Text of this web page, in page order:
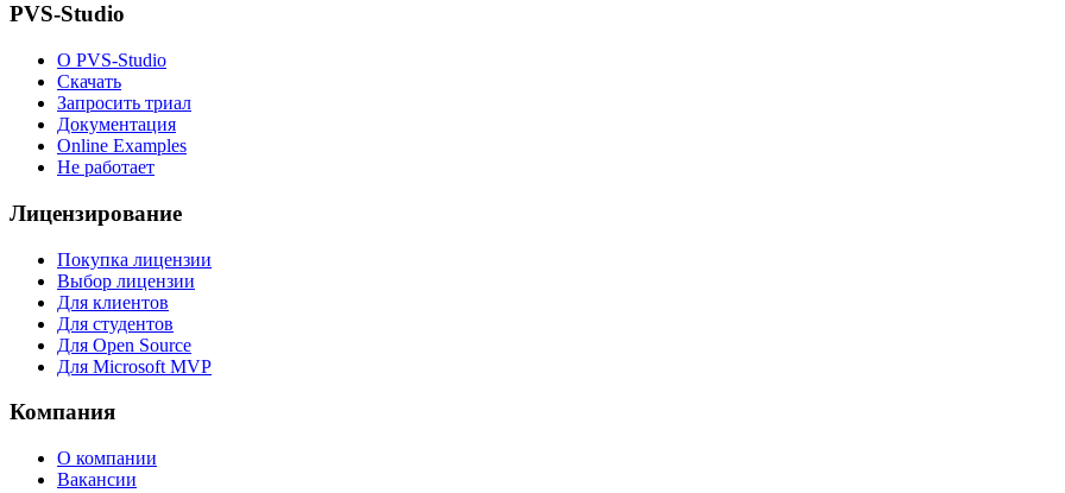
PVS-Studio
О PVS-Studio
Скачать
Запросить триал
Документация
Online Examples
Не работает
Лицензирование
Покупка лицензии
Выбор лицензии
Для клиентов
Для студентов
Для Open Source
Для Microsoft MVP
Компания
О компании
Вакансии